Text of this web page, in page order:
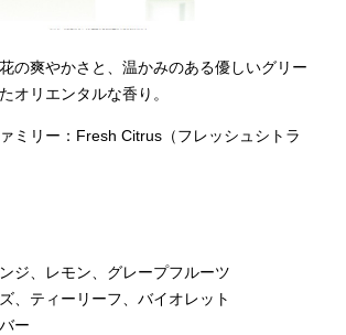
の爽やかさと、温かみのある優しいグリー
オリエンタルな香り。
ミリー：Fresh Citrus（フレッシュシトラ
ジ、レモン、グレープフルーツ
、ティーリーフ、バイオレット
ー